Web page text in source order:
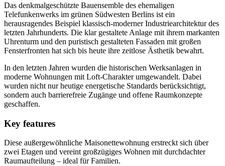
Das denkmalgeschützte Bauensemble des ehemaligen
Telefunkenwerks im grünen Südwesten Berlins ist ein
herausragendes Beispiel klassisch-moderner Industriearchitektur des
letzten Jahrhunderts. Die klar gestaltete Anlage mit ihrem markanten
Uhrenturm und den puristisch gestalteten Fassaden mit großen
Fensterfronten hat sich bis heute ihre zeitlose Ästhetik bewahrt.
In den letzten Jahren wurden die historischen Werksanlagen in
moderne Wohnungen mit Loft-Charakter umgewandelt. Dabei
wurden nicht nur heutige energetische Standards berücksichtigt,
sondern auch barrierefreie Zugänge und offene Raumkonzepte
geschaffen.
Key features
Diese außergewöhnliche Maisonettewohnung erstreckt sich über
zwei Etagen und vereint großzügiges Wohnen mit durchdachter
Raumaufteilung – ideal für Familien.